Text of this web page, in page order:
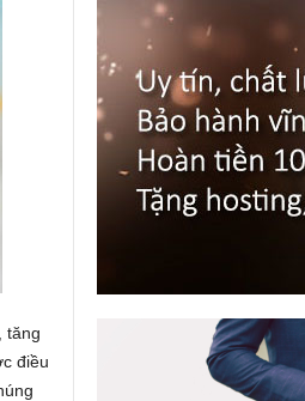
tăng
điều